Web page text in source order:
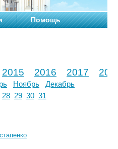
Помощь
2015 2016 2017 2018
Ноябрь
Декабрь
28 29 30 31